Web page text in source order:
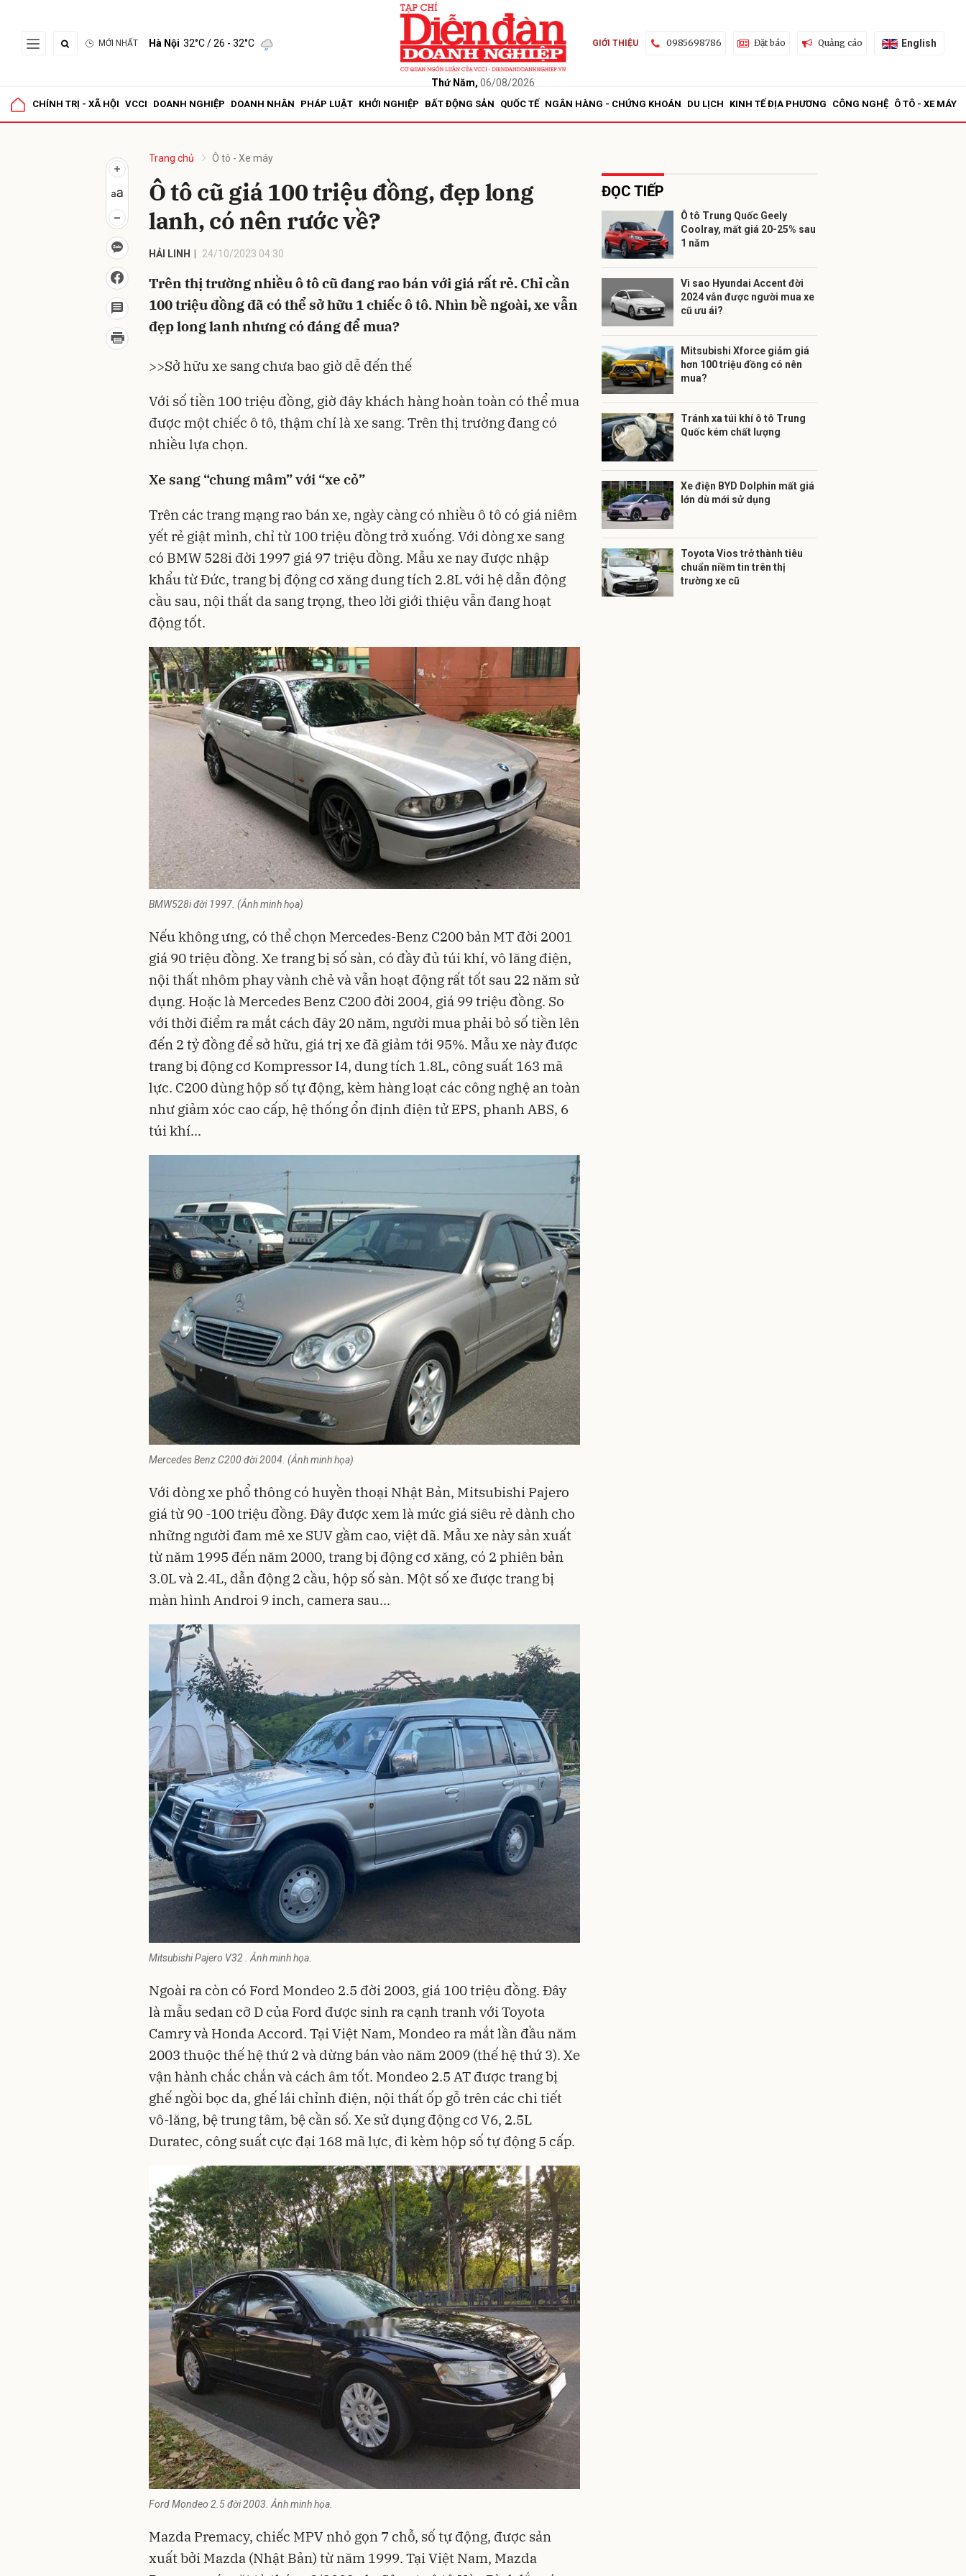
MỚI NHẤT Hà Nội 32°C/ 26 - 32°C
Thứ Năm, 06/08/2026
GIỚI THIỆU 0985698786 Đặt báo Quảng cáo English
CHÍNH TRỊ - XÃ HỘI VCCI DOANH NGHIỆP DOANH NHÂN PHÁP LUẬT KHỞI NGHIỆP BẤT ĐỘNG SẢN QUỐC TẾ NGÂN HÀNG - CHỨNG KHOÁN DU LỊCH KINH TẾ ĐỊA PHƯƠNG CÔNG NGHỆ Ô TÔ - XE MÁY
Trang chủ Ô tô - Xe máy
Ô tô cũ giá 100 triệu đồng, đẹp long
lanh, có nên rước về?
HẢI LINH 24/10/2023 04:30
Trên thị trường nhiều ô tô cũ đang rao bán với giá rất rẻ. Chỉ cần
100 triệu đồng đã có thể sở hữu 1 chiếc ô tô. Nhìn bề ngoài, xe vẫn
đẹp long lanh nhưng có đáng để mua?
>>Sở hữu xe sang chưa bao giờ dễ đến thế
Với số tiền 100 triệu đồng, giờ đây khách hàng hoàn toàn có thể mua
được một chiếc ô tô, thậm chí là xe sang. Trên thị trường đang có
nhiều lựa chọn.
Xe sang “chung mâm” với “xe cỏ”
Trên các trang mạng rao bán xe, ngày càng có nhiều ô tô có giá niêm
yết rẻ giật mình, chỉ từ 100 triệu đồng trở xuống. Với dòng xe sang
có BMW 528i đời 1997 giá 97 triệu đồng. Mẫu xe nay được nhập
khẩu từ Đức, trang bị động cơ xăng dung tích 2.8L với hệ dẫn động
cầu sau, nội thất da sang trọng, theo lời giới thiệu vẫn đang hoạt
động tốt.
BMW528i đời 1997. (Ảnh minh họa)
Nếu không ưng, có thể chọn Mercedes-Benz C200 bản MT đời 2001
giá 90 triệu đồng. Xe trang bị số sàn, có đầy đủ túi khí, vô lăng điện,
nội thất nhôm phay vành chẻ và vẫn hoạt động rất tốt sau 22 năm sử
dụng. Hoặc là Mercedes Benz C200 đời 2004, giá 99 triệu đồng. So
với thời điểm ra mắt cách đây 20 năm, người mua phải bỏ số tiền lên
đến 2 tỷ đồng để sở hữu, giá trị xe đã giảm tới 95%. Mẫu xe này được
trang bị động cơ Kompressor I4, dung tích 1.8L, công suất 163 mã
lực. C200 dùng hộp số tự động, kèm hàng loạt các công nghệ an toàn
như giảm xóc cao cấp, hệ thống ổn định điện tử EPS, phanh ABS, 6
túi khí...
Mercedes Benz C200 đời 2004. (Ảnh minh họa)
Với dòng xe phổ thông có huyền thoại Nhật Bản, Mitsubishi Pajero
giá từ 90 -100 triệu đồng. Đây được xem là mức giá siêu rẻ dành cho
những người đam mê xe SUV gầm cao, việt dã. Mẫu xe này sản xuất
từ năm 1995 đến năm 2000, trang bị động cơ xăng, có 2 phiên bản
3.0L và 2.4L, dẫn động 2 cầu, hộp số sàn. Một số xe được trang bị
màn hình Androi 9 inch, camera sau...
Mitsubishi Pajero V32 . Ảnh minh họa.
Ngoài ra còn có Ford Mondeo 2.5 đời 2003, giá 100 triệu đồng. Đây
là mẫu sedan cỡ D của Ford được sinh ra cạnh tranh với Toyota
Camry và Honda Accord. Tại Việt Nam, Mondeo ra mắt lần đầu năm
2003 thuộc thế hệ thứ 2 và dừng bán vào năm 2009 (thế hệ thứ 3). Xe
vận hành chắc chắn và cách âm tốt. Mondeo 2.5 AT được trang bị
ghế ngồi bọc da, ghế lái chỉnh điện, nội thất ốp gỗ trên các chi tiết
vô-lăng, bệ trung tâm, bệ cần số. Xe sử dụng động cơ V6, 2.5L
Duratec, công suất cực đại 168 mã lực, đi kèm hộp số tự động 5 cấp.
Ford Mondeo 2.5 đời 2003. Ảnh minh họa.
Mazda Premacy, chiếc MPV nhỏ gọn 7 chỗ, số tự động, được sản
xuất bởi Mazda (Nhật Bản) từ năm 1999. Tại Việt Nam, Mazda
ĐỌC TIẾP
Ô tô Trung Quốc Geely
Coolray, mất giá 20-25% sau
1 năm
Vì sao Hyundai Accent đời
2024 vẫn được người mua xe
cũ ưu ái?
Mitsubishi Xforce giảm giá
hơn 100 triệu đồng có nên
mua?
Tránh xa túi khí ô tô Trung
Quốc kém chất lượng
Xe điện BYD Dolphin mất giá
lớn dù mới sử dụng
Toyota Vios trở thành tiêu
chuẩn niềm tin trên thị
trường xe cũ
Gửi